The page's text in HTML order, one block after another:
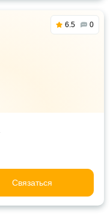
6.5 0
Связаться